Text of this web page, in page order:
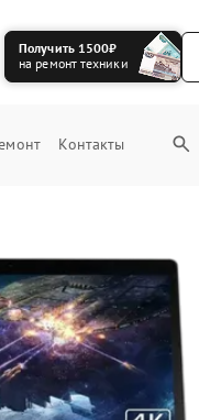
Получить 1500₽
на ремонт техники
Контакты